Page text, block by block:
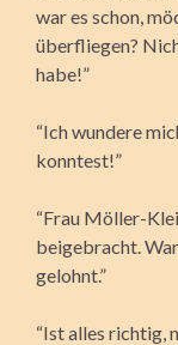
war es schon,
überfliegen?
habe!”
“Ich wundere
konntest!”
“Frau Möller-
beigebracht.
gelohnt.”
“Ist alles richtig,